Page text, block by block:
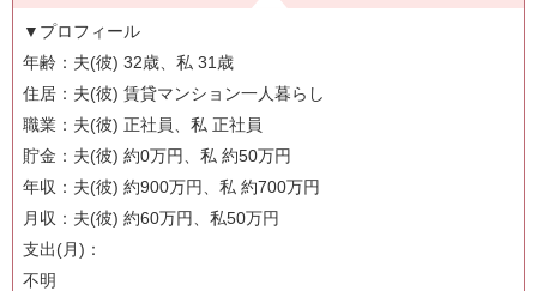
▼プロフィール
年齢：夫(彼) 32歳、私 31歳
住居：夫(彼) 賃貸マンション一人暮らし
職業：夫(彼) 正社員、私 正社員
貯金：夫(彼) 約0万円、私 約50万円
年収：夫(彼) 約900万円、私 約700万円
月収：夫(彼) 約60万円、私50万円
支出(月)：
不明